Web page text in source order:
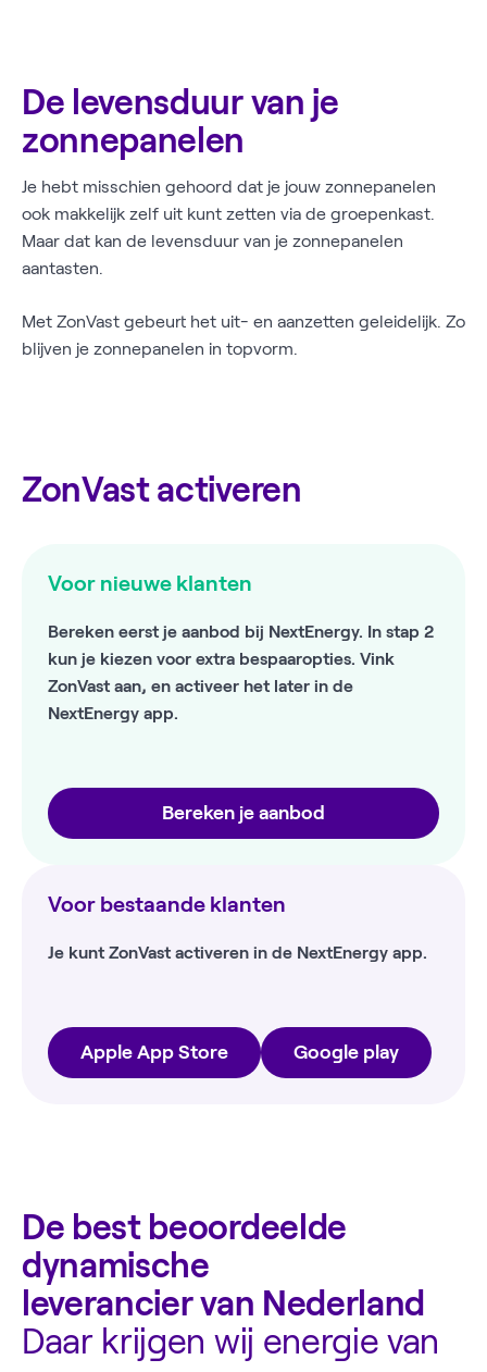
De levensduur van je
zonnepanelen
Je hebt misschien gehoord dat je jouw zonnepanelen
ook makkelijk zelf uit kunt zetten via de groepenkast.
Maar dat kan de levensduur van je zonnepanelen
aantasten.
Met ZonVast gebeurt het uit- en aanzetten geleidelijk. Zo
blijven je zonnepanelen in topvorm.
ZonVast activeren
Voor nieuwe klanten
Bereken eerst je aanbod bij NextEnergy. In stap 2
kun je kiezen voor extra bespaaropties. Vink
ZonVast aan, en activeer het later in de
NextEnergy app.
Bereken je aanbod
Voor bestaande klanten
Je kunt ZonVast activeren in de NextEnergy app.
Apple App Store Google play
De best beoordeelde
dynamische
leverancier van Nederland
Daar krijgen wij energie van